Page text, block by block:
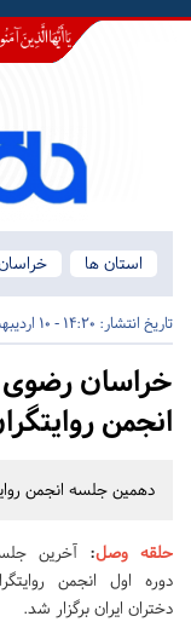
استان ها
تاریخ انتشار: 14:20 - 10 اردیبهشت 1404
خراسان
انجمن
دهمین جلسه انجمن روایتگری در تاریخ ۷
حلقه وصل: آخرین
دوره اول انجمن
دختران ایران برگزار شد.